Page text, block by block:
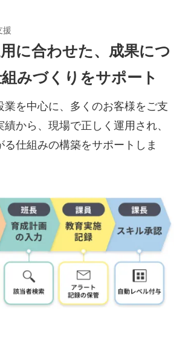
に合わせた、成果につ
みづくりをサポート
業を中心に、多くのお客様をご支
から、現場で正しく運用され、
る仕組みの構築をサポートしま